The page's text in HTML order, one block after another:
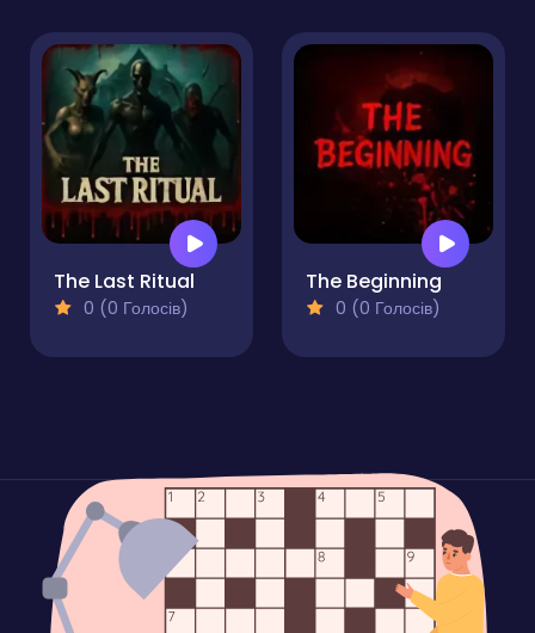
The Last Ritual
0 (0 Голосів)
The Beginning
0 (0 Голосів)